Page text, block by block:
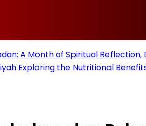
A Month of Spiritual
Exploring the Nutritional